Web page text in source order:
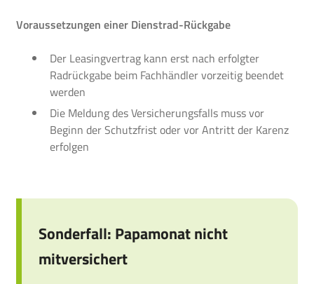
Voraussetzungen einer Dienstrad-Rückgabe
Der Leasingvertrag kann erst nach erfolgter
Radrückgabe beim Fachhändler vorzeitig beendet
werden
Die Meldung des Versicherungsfalls muss vor
Beginn der Schutzfrist oder vor Antritt der Karenz
erfolgen
Sonderfall: Papamonat nicht
mitversichert